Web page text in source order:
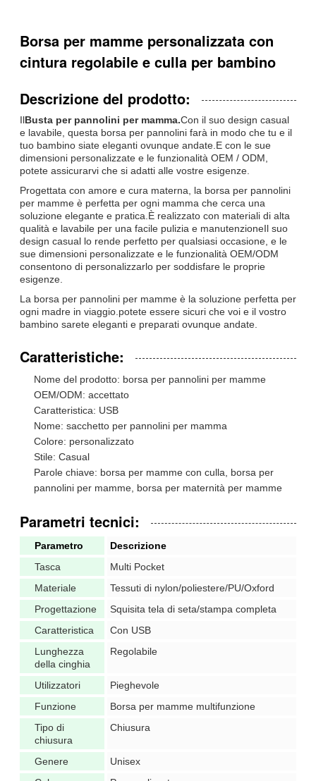
Borsa per mamme personalizzata con
cintura regolabile e culla per bambino
Descrizione del prodotto:
IlBusta per pannolini per mamma.Con il suo design casual
e lavabile, questa borsa per pannolini farà in modo che tu e il
tuo bambino siate eleganti ovunque andate.E con le sue
dimensioni personalizzate e le funzionalità OEM / ODM,
potete assicurarvi che si adatti alle vostre esigenze.
Progettata con amore e cura materna, la borsa per pannolini
per mamme è perfetta per ogni mamma che cerca una
soluzione elegante e pratica.È realizzato con materiali di alta
qualità e lavabile per una facile pulizia e manutenzioneIl suo
design casual lo rende perfetto per qualsiasi occasione, e le
sue dimensioni personalizzate e le funzionalità OEM/ODM
consentono di personalizzarlo per soddisfare le proprie
esigenze.
La borsa per pannolini per mamme è la soluzione perfetta per
ogni madre in viaggio.potete essere sicuri che voi e il vostro
bambino sarete eleganti e preparati ovunque andate.
Caratteristiche:
Nome del prodotto: borsa per pannolini per mamme
OEM/ODM: accettato
Caratteristica: USB
Nome: sacchetto per pannolini per mamma
Colore: personalizzato
Stile: Casual
Parole chiave: borsa per mamme con culla, borsa per
pannolini per mamme, borsa per maternità per mamme
Parametri tecnici:
Parametro
Descrizione
Tasca
Multi Pocket
Materiale
Tessuti di nylon/poliestere/PU/Oxford
Progettazione
Squisita tela di seta/stampa completa
Caratteristica
Con USB
Lunghezza
della cinghia
Regolabile
Utilizzatori
Pieghevole
Funzione
Borsa per mamme multifunzione
Tipo di
chiusura
Chiusura
Genere
Unisex